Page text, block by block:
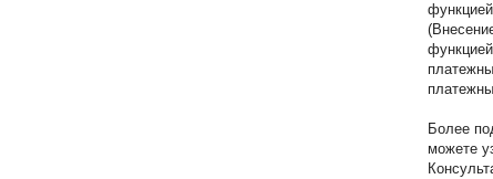
Более
можете